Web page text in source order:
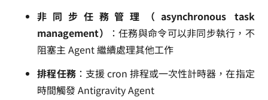
非同步任務管理（asynchronous task
management）
：任務與命令可以非同步執行，不
阻塞主 Agent 繼續處理其他工作
排程任務：支援 cron 排程或一次性計時器，在指定
時間觸發 Antigravity Agent